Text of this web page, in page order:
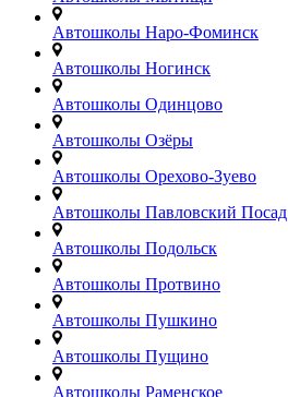
Автошколы Наро-Фоминск
Автошколы Ногинск
Автошколы Одинцово
Автошколы Озёры
Автошколы Орехово-Зуево
Автошколы Павловский Посад
Автошколы Подольск
Автошколы Протвино
Автошколы Пушкино
Автошколы Пущино
Автошколы Раменское